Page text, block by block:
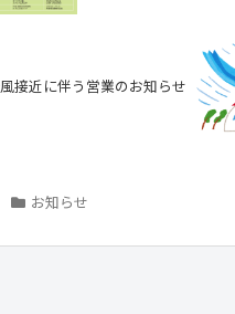
接近に伴う営業のお知らせ
お知らせ